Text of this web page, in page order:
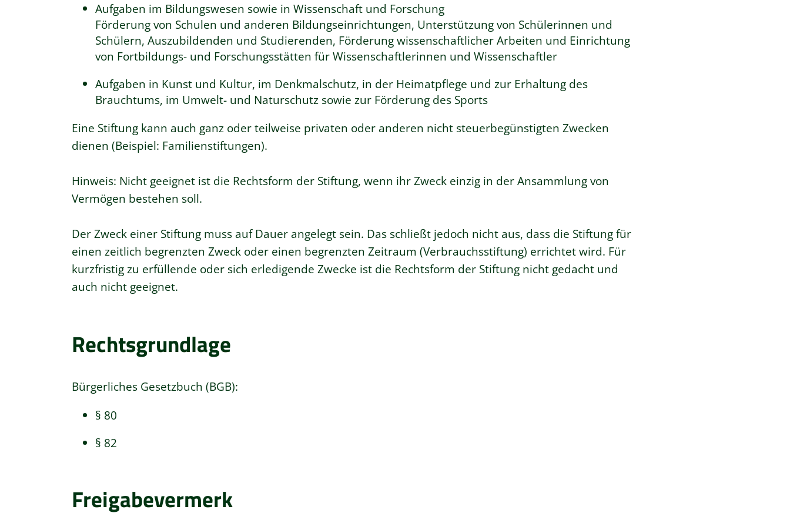
Aufgaben im Bildungswesen sowie in Wissenschaft und Forschung
Förderung von Schulen und anderen Bildungseinrichtungen, Unterstützung von Schülerinnen und
Schülern, Auszubildenden und Studierenden, Förderung wissenschaftlicher Arbeiten und Einrichtung
von Fortbildungs- und Forschungsstätten für Wissenschaftlerinnen und Wissenschaftler
Aufgaben in Kunst und Kultur, im Denkmalschutz, in der Heimatpflege und zur Erhaltung des
Brauchtums, im Umwelt- und Naturschutz sowie zur Förderung des Sports
Eine Stiftung kann auch ganz oder teilweise privaten oder anderen nicht steuerbegünstigten Zwecken
dienen (Beispiel: Familienstiftungen).
Hinweis: Nicht geeignet ist die Rechtsform der Stiftung, wenn ihr Zweck einzig in der Ansammlung von
Vermögen bestehen soll.
Der Zweck einer Stiftung muss auf Dauer angelegt sein. Das schließt jedoch nicht aus, dass die Stiftung für
einen zeitlich begrenzten Zweck oder einen begrenzten Zeitraum (Verbrauchsstiftung) errichtet wird. Für
kurzfristig zu erfüllende oder sich erledigende Zwecke ist die Rechtsform der Stiftung nicht gedacht und
auch nicht geeignet.
Rechtsgrundlage
Bürgerliches Gesetzbuch (BGB):
§ 80
§ 82
Freigabevermerk